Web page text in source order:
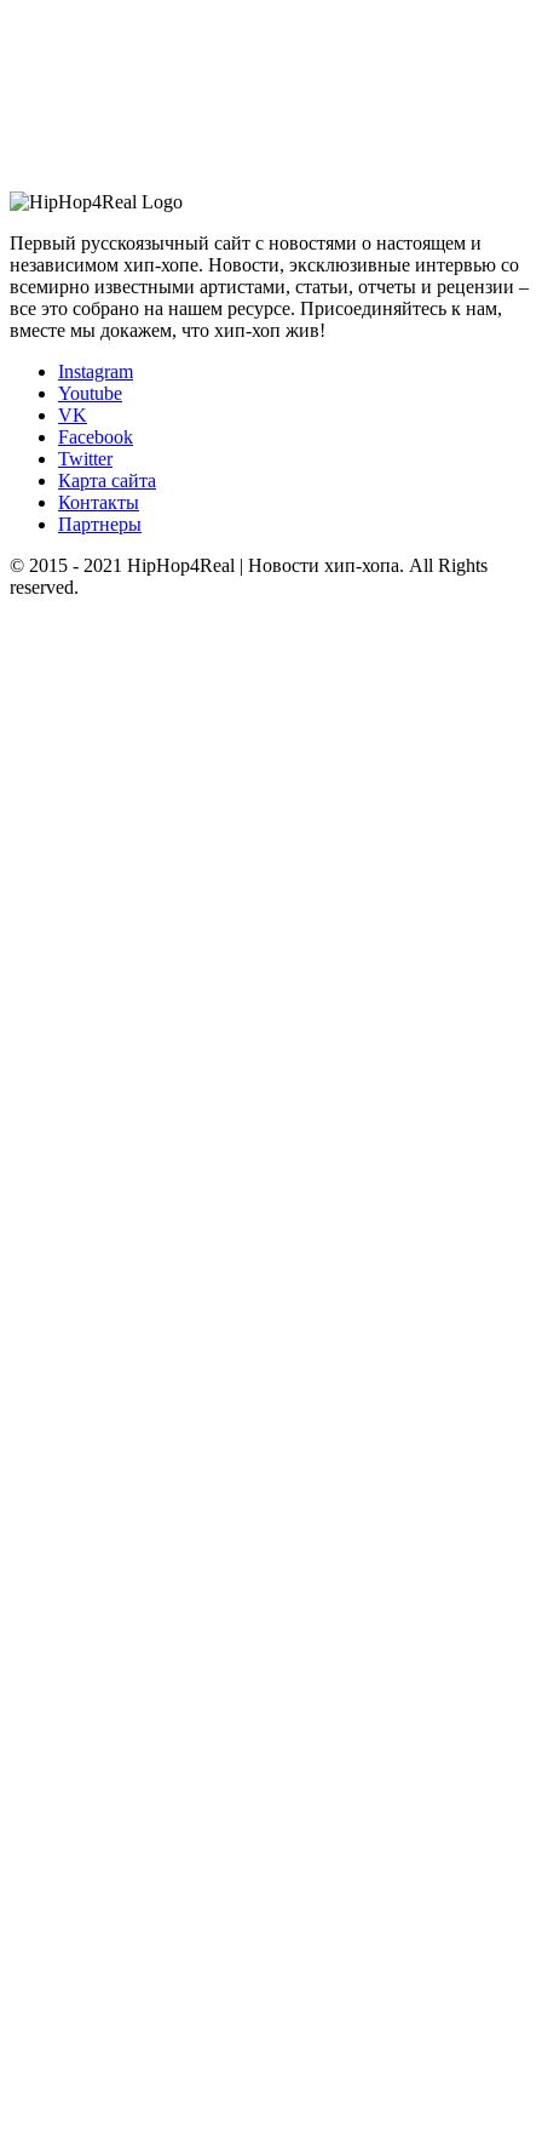
Первый русскоязычный сайт с новостями о настоящем и
независимом хип-хопе. Новости, эксклюзивные интервью со
всемирно известными артистами, статьи, отчеты и рецензии –
все это собрано на нашем ресурсе. Присоединяйтесь к нам,
вместе мы докажем, что хип-хоп жив!
Instagram
Youtube
VK
Facebook
Twitter
Карта сайта
Контакты
Партнеры
© 2015 - 2021 HipHop4Real | Новости хип-хопа. All Rights
reserved.